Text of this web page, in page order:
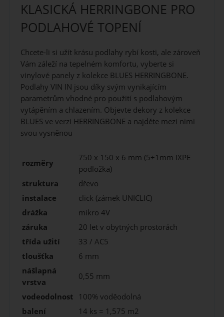
KLASICKÁ HERRINGBONE PRO
PODLAHOVÉ TOPENÍ
Chcete-li si užít krásu podlahy rybí kosti, ale zároveň
Vám záleží na tepelném komfortu, vyberte si
vinylové panely z kolekce BLUES HERRINGBONE.
Podlahy VIN IN jsou díky svým vynikajícím
parametrům vhodné pro použití s podlahovým
vytápěním a chlazením. Objevte dekory z kolekce
BLUES ve verzi HERRINGBONE a najděte mezi nimi
svou vysněnou
rozměry
750 x 150 x 6 mm (5+1mm IXPE
podložka)
struktura
dřevo
instalace
click (zámek UNICLIC)
drážka
mikro 4V
záruka
20 let v obytných prostorách
třída užití
33 / AC5
tloušťka
6 mm
nášlapná
vrstva
0,55 mm
vodeodolnost
100% voděodolná
balení
14 ks = 1,575 m2